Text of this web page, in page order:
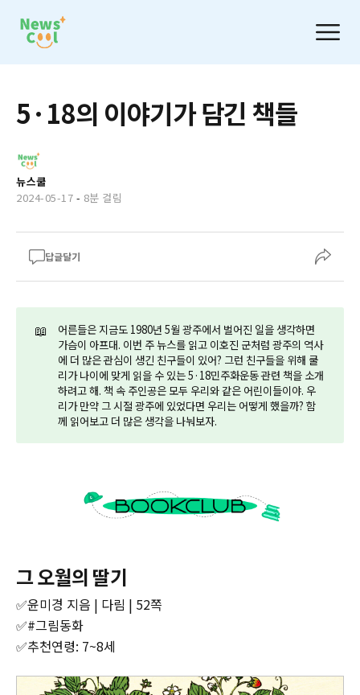
5·18의 이야기가 담긴 책들
뉴스쿨
2024-05-17 - 8분 걸림
답글달기
📖
어른들은 지금도 1980년 5월 광주에서 벌어진 일을 생각하면
가슴이 아프대. 이번 주 뉴스를 읽고 이호진 군처럼 광주의 역사
에 더 많은 관심이 생긴 친구들이 있어? 그런 친구들을 위해 쿨
리가 나이에 맞게 읽을 수 있는 5·18민주화운동 관련 책을 소개
하려고 해. 책 속 주인공은 모두 우리와 같은 어린이들이야. 우
리가 만약 그 시절 광주에 있었다면 우리는 어떻게 했을까? 함
께 읽어보고 더 많은 생각을 나눠보자.
그 오월의 딸기
✅윤미경 지음 | 다림 | 52쪽
✅#그림동화
✅추천연령: 7~8세